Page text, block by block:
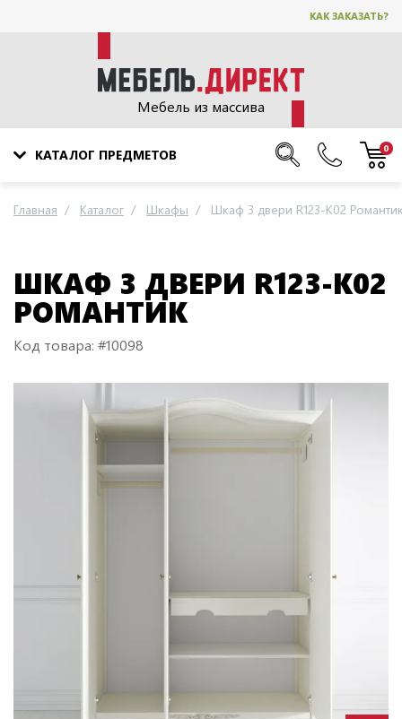
КАК ЗАКАЗАТЬ?
Мебель из массива
КАТАЛОГ ПРЕДМЕТОВ 0
Главная Каталог Шкафы Шкаф 3 двери R123-K02
ШКАФ 3 ДВЕРИ R123-K02
РОМАНТИК
Код товара: #10098